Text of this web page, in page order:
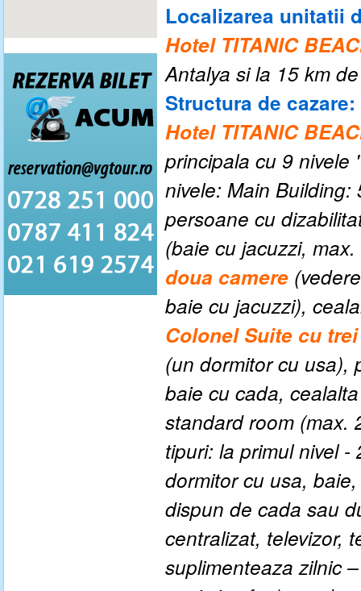
Localizarea unitatii
Hotel TITANIC
Antalya si la 15 km
Structura de cazare:
Hotel TITANIC
principala cu 9 nivele
nivele: Main
persoane cu
(baie cu jacuzzi,
doua camere
baie cu jacuzzi),
Colonel Suite cu
(un dormitor cu usa),
baie cu cada,
standard room
tipuri: la primul nivel
dormitor cu usa,
dispun de cada sau
centralizat, televizor,
suplimenteaza zilnic